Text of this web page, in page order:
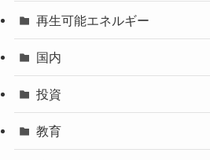
再生可能エネルギー
国内
投資
教育